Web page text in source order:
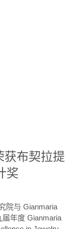
获布契拉提
奖
院与 Gianmaria
届年度 Gianmaria